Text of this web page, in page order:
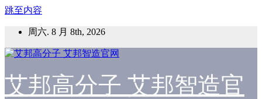
跳至内容
周六. 8 月 8th, 2026
艾邦高分子 艾邦智造官